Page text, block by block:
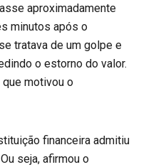
aproximadamente
minutos após o
tratava de um golpe e
o estorno do valor.
motivou o
financeira admitiu
seja, afirmou o